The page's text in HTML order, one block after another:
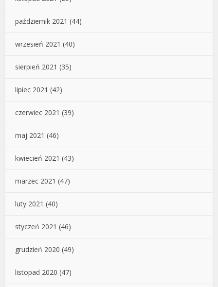
październik 2021 (44)
wrzesień 2021 (40)
sierpień 2021 (35)
lipiec 2021 (42)
czerwiec 2021 (39)
maj 2021 (46)
kwiecień 2021 (43)
marzec 2021 (47)
luty 2021 (40)
styczeń 2021 (46)
grudzień 2020 (49)
listopad 2020 (47)